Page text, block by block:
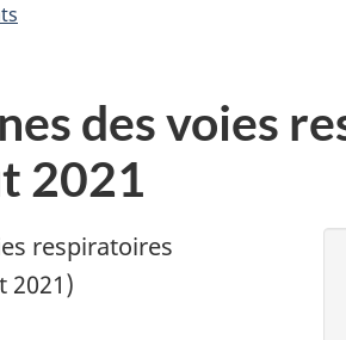
des voies
2021
respiratoires
2021)